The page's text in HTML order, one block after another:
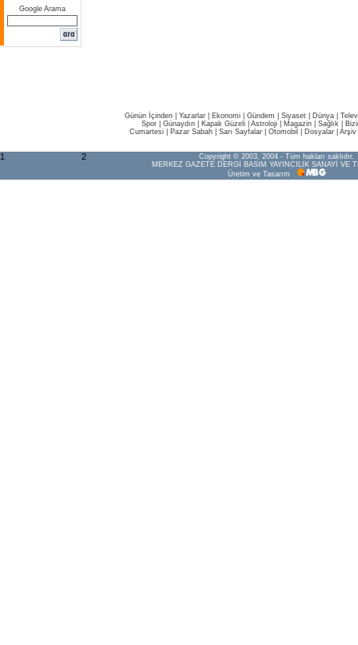
Google Arama
Günün İçinden Yazarlar Ekonomi Gündem Siyaset Dünya |
Spor
Günaydın Kapak Güzeli Astroloji Magazin Sağlık
Cumartesi
Pazar Sabah Sarı Sayfalar Otomobil Dosyalar Arşiv
1 2
Copyright © 2003, 2004 - Tüm hakları saklıdır.
MERKEZ GAZETE DERGİ BASIM YAYINCILIK SANAYİ VE
Üretim ve Tasarım